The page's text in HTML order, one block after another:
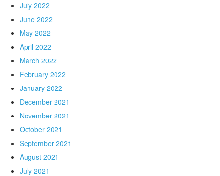
July 2022
June 2022
May 2022
April 2022
March 2022
February 2022
January 2022
December 2021
November 2021
October 2021
September 2021
August 2021
July 2021